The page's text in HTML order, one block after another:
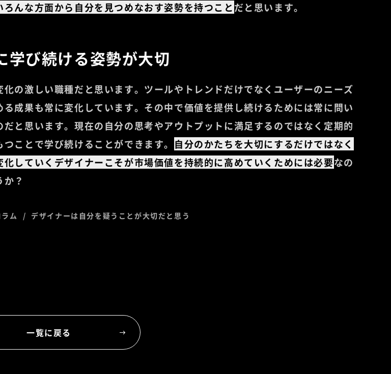
ろんな方面から自分を見つめなおす姿勢を持つことだと思います。
学び続ける姿勢が大切
化の激しい職種だと思います。ツールやトレンドだけでなくユーザーのニーズ
る成果も常に変化しています。その中で価値を提供し続けるためには常に問い
だと思います。現在の自分の思考やアウトプットに満足するのではなく定期的
ことで学び続けることができます。 自分のかたちを大切にするだけではなく
化していくデザイナーこそが市場価値を持続的に高めていくためには必要なの
？
ム デザイナーは自分を疑うことが大切だと思う
一覧に戻る